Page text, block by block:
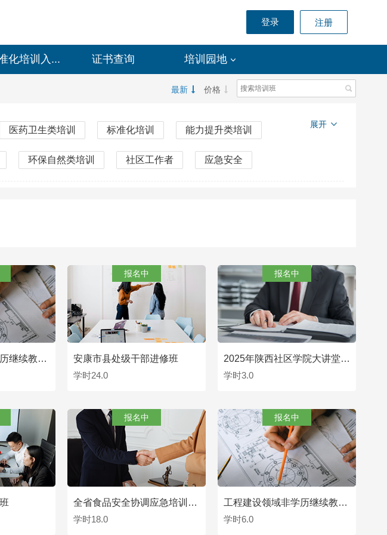
登录 注册
化培训入... 证书查询 培训园地
最新 价格
医药卫生类培训 标准化培训 能力提升类培训
环保自然类培训 社区工作者 应急安全
展开
工程建设领域非学历继续教育培训班
报名中
安康市县处级干部进修班
学时24.0
报名中
2025年陕西社区学院大讲堂（第三期）
学时3.0
报名中
全省食品安全协调应急培训班暨突发事件应急处置评估推演活动
学时18.0
报名中
工程建设领域非学历继续教育培训班
学时6.0